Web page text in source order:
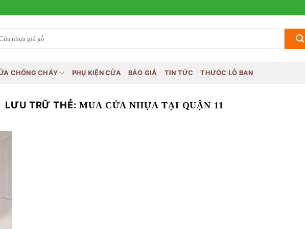
CHỐNG CHÁY PHỤ KIỆN CỬA BÁO GIÁ TIN TỨC THƯỚC LỖ BAN
LƯU TRỮ THẺ: MUA CỬA NHỰA TẠI QUẬN 11